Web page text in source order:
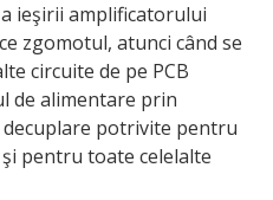
ieşirii amplificatorului
zgomotul, atunci când se
circuite de pe PCB
de alimentare prin
potrivite pentru
pentru toate celelalte